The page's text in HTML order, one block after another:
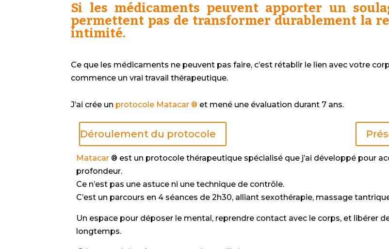
Si les médicaments peuvent apporter un
permettent pas de transformer durablement la
intimité.
Ce que les médicaments ne peuvent pas faire, c’est rétablir le lien avec votre
commence un vrai travail thérapeutique.
J’ai crée un protocole Matacar ® et mené une évaluation durant 7 ans.
Déroulement du protocole
Matacar ® est un protocole thérapeutique spécialisé que j’ai développé pour
profondeur.
Ce n’est pas une astuce ni une technique de contrôle.
C’est un parcours en 4 séances de 2h30, alliant sexothérapie, massage
Un espace pour déposer le mental, reprendre contact avec le corps, et libérer
longtemps.